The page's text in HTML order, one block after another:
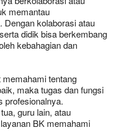
memantau
Dengan kolaborasi atau
didik bisa berkembang
kebahagian dan
tentang
maka tugas dan fungsi
profesionalnya.
guru lain, atau
BK memahami